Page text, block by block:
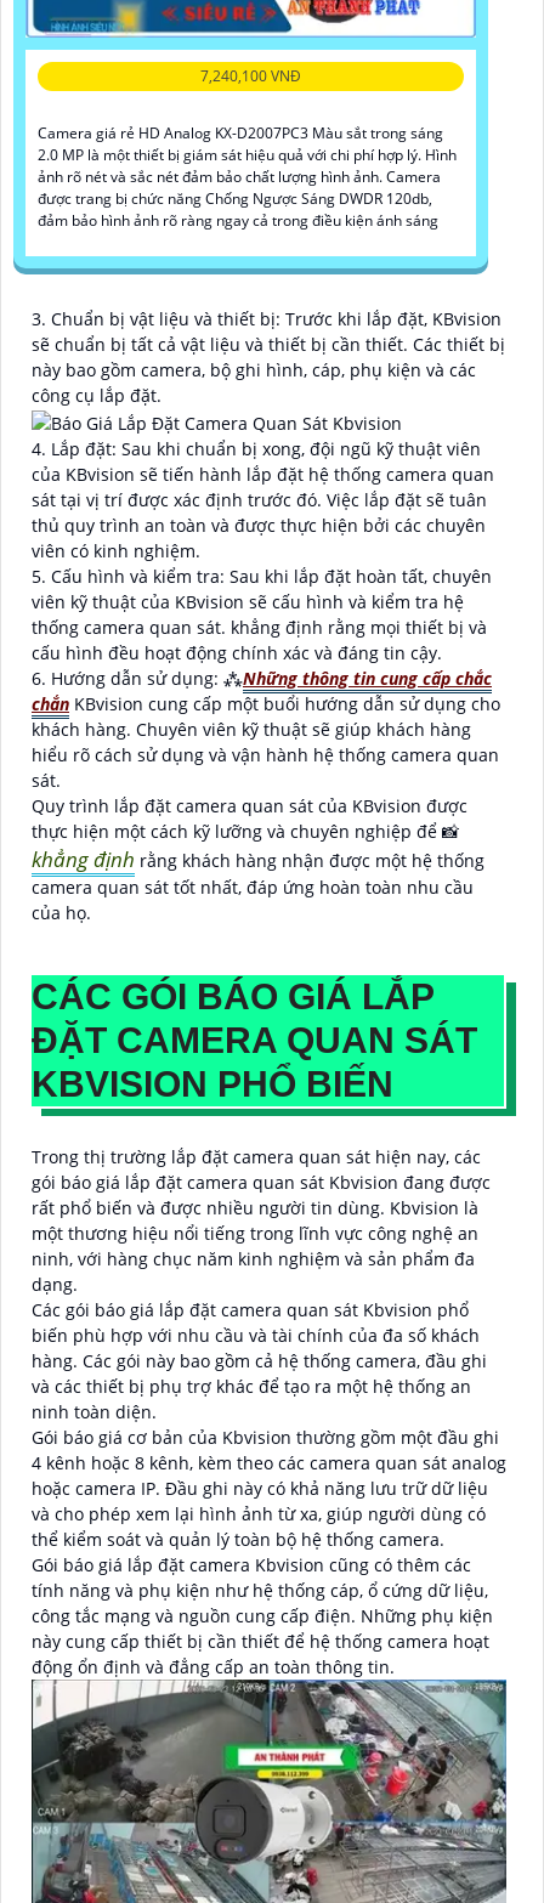
7,240,100 VNĐ
Camera giá rẻ HD Analog KX-D2007PC3 Màu sắt trong sáng
2.0 MP là một thiết bị giám sát hiệu quả với chi phí hợp lý. Hình
ảnh rõ nét và sắc nét đảm bảo chất lượng hình ảnh. Camera
được trang bị chức năng Chống Ngược Sáng DWDR 120db,
đảm bảo hình ảnh rõ ràng ngay cả trong điều kiện ánh sáng
3. Chuẩn bị vật liệu và thiết bị: Trước khi lắp đặt, KBvision
sẽ chuẩn bị tất cả vật liệu và thiết bị cần thiết. Các thiết bị
này bao gồm camera, bộ ghi hình, cáp, phụ kiện và các
công cụ lắp đặt.
4. Lắp đặt: Sau khi chuẩn bị xong, đội ngũ kỹ thuật viên
của KBvision sẽ tiến hành lắp đặt hệ thống camera quan
sát tại vị trí được xác định trước đó. Việc lắp đặt sẽ tuân
thủ quy trình an toàn và được thực hiện bởi các chuyên
viên có kinh nghiệm.
5. Cấu hình và kiểm tra: Sau khi lắp đặt hoàn tất, chuyên
viên kỹ thuật của KBvision sẽ cấu hình và kiểm tra hệ
thống camera quan sát. khẳng định rằng mọi thiết bị và
cấu hình đều hoạt động chính xác và đáng tin cậy.
6. Hướng dẫn sử dụng: ⁂Những thông tin cung cấp chắc
chắn KBvision cung cấp một buổi hướng dẫn sử dụng cho
khách hàng. Chuyên viên kỹ thuật sẽ giúp khách hàng
hiểu rõ cách sử dụng và vận hành hệ thống camera quan
sát.
Quy trình lắp đặt camera quan sát của KBvision được
thực hiện một cách kỹ lưỡng và chuyên nghiệp để 📸
khẳng định rằng khách hàng nhận được một hệ thống
camera quan sát tốt nhất, đáp ứng hoàn toàn nhu cầu
của họ.
CÁC GÓI BÁO GIÁ LẮP
ĐẶT CAMERA QUAN SÁT
KBVISION PHỔ BIẾN
Trong thị trường lắp đặt camera quan sát hiện nay, các
gói báo giá lắp đặt camera quan sát Kbvision đang được
rất phổ biến và được nhiều người tin dùng. Kbvision là
một thương hiệu nổi tiếng trong lĩnh vực công nghệ an
ninh, với hàng chục năm kinh nghiệm và sản phẩm đa
dạng.
Các gói báo giá lắp đặt camera quan sát Kbvision phổ
biến phù hợp với nhu cầu và tài chính của đa số khách
hàng. Các gói này bao gồm cả hệ thống camera, đầu ghi
và các thiết bị phụ trợ khác để tạo ra một hệ thống an
ninh toàn diện.
Gói báo giá cơ bản của Kbvision thường gồm một đầu ghi
4 kênh hoặc 8 kênh, kèm theo các camera quan sát analog
hoặc camera IP. Đầu ghi này có khả năng lưu trữ dữ liệu
và cho phép xem lại hình ảnh từ xa, giúp người dùng có
thể kiểm soát và quản lý toàn bộ hệ thống camera.
Gói báo giá lắp đặt camera Kbvision cũng có thêm các
tính năng và phụ kiện như hệ thống cáp, ổ cứng dữ liệu,
công tắc mạng và nguồn cung cấp điện. Những phụ kiện
này cung cấp thiết bị cần thiết để hệ thống camera hoạt
động ổn định và đẳng cấp an toàn thông tin.